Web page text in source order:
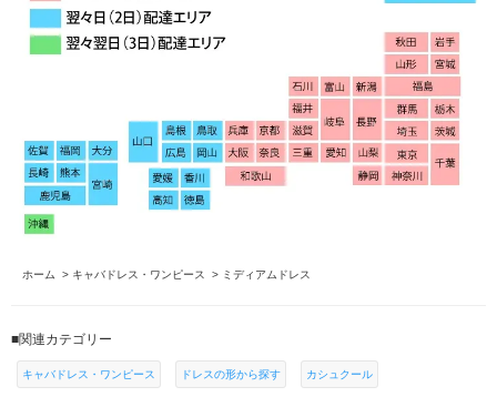
ホーム > キャバドレス・ワンピース > ミディアムドレス
■関連カテゴリー
キャバドレス・ワンピース ドレスの形から探す カシュクール